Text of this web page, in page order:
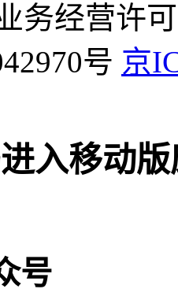
务经营许
号 京
入移动
号